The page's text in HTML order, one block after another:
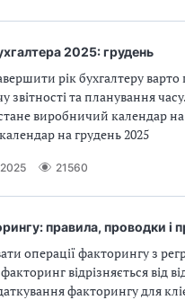
2025: грудень
рік бухгалтеру варто
звітності та планування
виробничий календар на
на грудень 2025
21560
правила, проводки і
операції факторингу з
відрізняється від
факторингу для